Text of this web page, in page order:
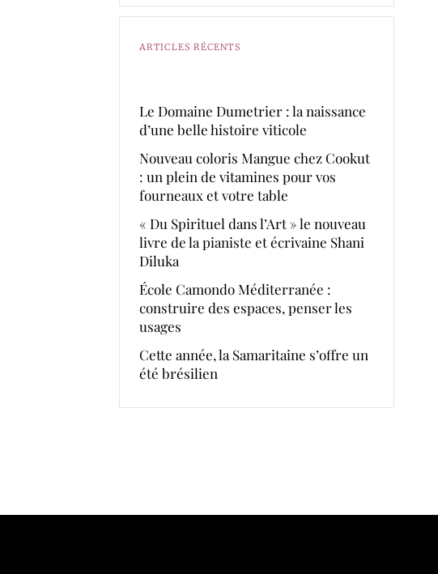
ARTICLES RÉCENTS
Le Domaine Dumetrier : la naissance
d’une belle histoire viticole
Nouveau coloris Mangue chez Cookut
: un plein de vitamines pour vos
fourneaux et votre table
« Du Spirituel dans l’Art » le nouveau
livre de la pianiste et écrivaine Shani
Diluka
École Camondo Méditerranée :
construire des espaces, penser les
usages
Cette année, la Samaritaine s’offre un
été brésilien